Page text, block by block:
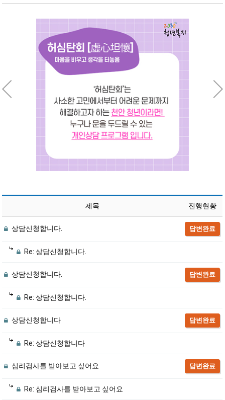
제목 진행현황
상담신청합니다. 답변완료
Re: 상담신청합니다.
상담신청합니다. 답변완료
Re: 상담신청합니다.
상담신청합니다 답변완료
Re: 상담신청합니다
심리검사를 받아보고 싶어요 답변완료
Re: 심리검사를 받아보고 싶어요